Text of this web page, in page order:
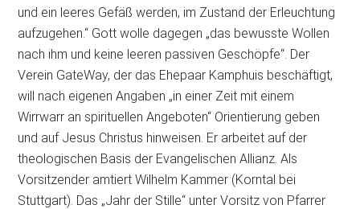
und ein leeres Gefäß werden, im Zustand der Erleuchtung
aufzugehen.“ Gott wolle dagegen „das bewusste Wollen
nach ihm und keine leeren passiven Geschöpfe“. Der
Verein GateWay, der das Ehepaar Kamphuis beschäftigt,
will nach eigenen Angaben „in einer Zeit mit einem
Wirrwarr an spirituellen Angeboten“ Orientierung geben
und auf Jesus Christus hinweisen. Er arbeitet auf der
theologischen Basis der Evangelischen Allianz. Als
Vorsitzender amtiert Wilhelm Kammer (Korntal bei
Stuttgart). Das „Jahr der Stille“ unter Vorsitz von Pfarrer